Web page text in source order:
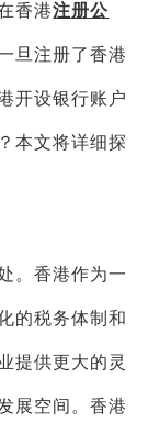
香港注册公
旦注册了香港
开设银行账户
本文将详细探
。香港作为一
的税务体制和
提供更大的灵
展空间。香港